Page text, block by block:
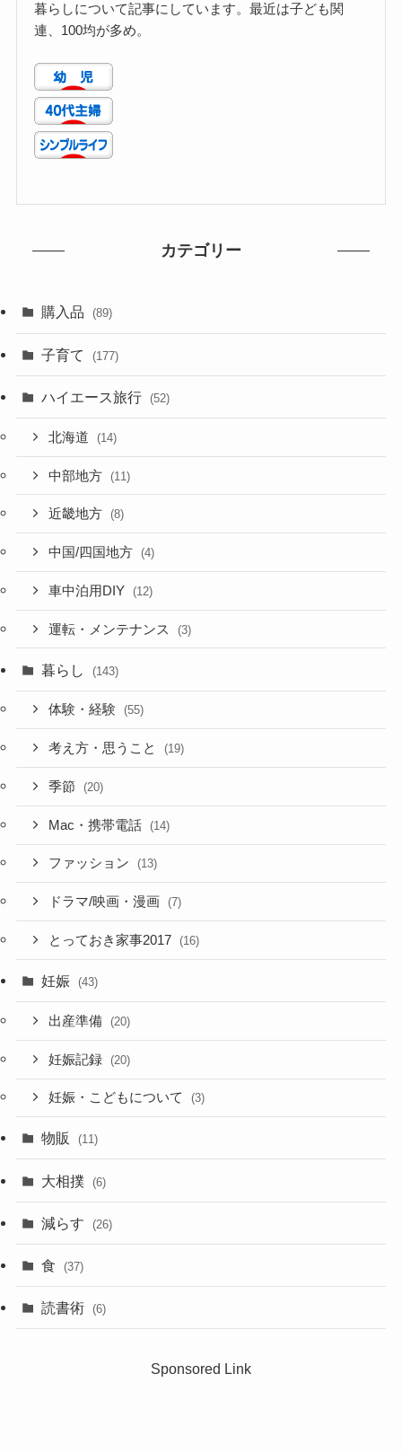
暮らしについて記事にしています。最近は子ども関
連、100均が多め。
カテゴリー
購入品 (89)
子育て (177)
ハイエース旅行 (52)
北海道 (14)
中部地方 (11)
近畿地方 (8)
中国/四国地方 (4)
車中泊用DIY (12)
運転・メンテナンス (3)
暮らし (143)
体験・経験 (55)
考え方・思うこと (19)
季節 (20)
Mac・携帯電話 (14)
ファッション (13)
ドラマ/映画・漫画 (7)
とっておき家事2017 (16)
妊娠 (43)
出産準備 (20)
妊娠記録 (20)
妊娠・こどもについて (3)
物販 (11)
大相撲 (6)
減らす (26)
食 (37)
読書術 (6)
Sponsored Link